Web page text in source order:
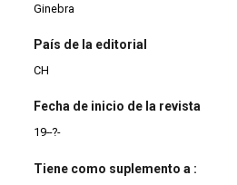
Ginebra
País de la editorial
CH
Fecha de inicio de la revista
19--?-
Tiene como suplemento a :